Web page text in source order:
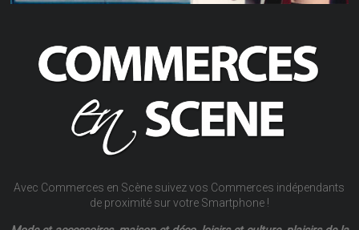
Avec Commerces en Scène suivez vos Commerces indépendants
de proximité sur votre Smartphone !